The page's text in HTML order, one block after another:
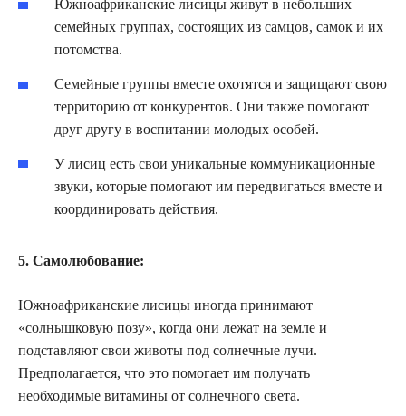
Южноафриканские лисицы живут в небольших
семейных группах, состоящих из самцов, самок и их
потомства.
Семейные группы вместе охотятся и защищают свою
территорию от конкурентов. Они также помогают
друг другу в воспитании молодых особей.
У лисиц есть свои уникальные коммуникационные
звуки, которые помогают им передвигаться вместе и
координировать действия.
5. Самолюбование:
Южноафриканские лисицы иногда принимают
«солнышковую позу», когда они лежат на земле и
подставляют свои животы под солнечные лучи.
Предполагается, что это помогает им получать
необходимые витамины от солнечного света.